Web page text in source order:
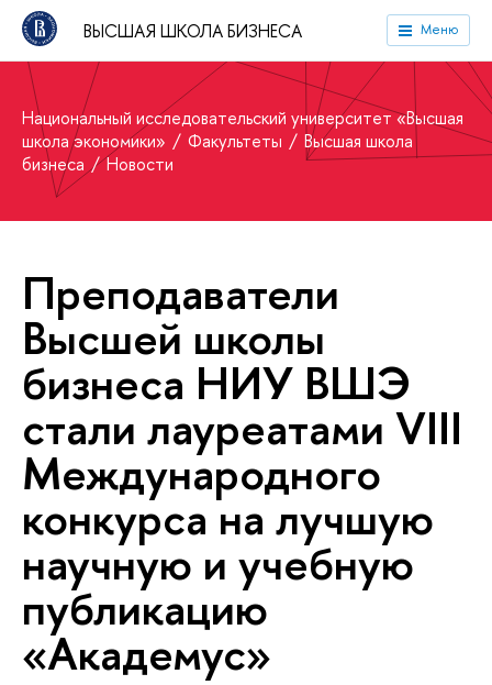
ВЫСШАЯ ШКОЛА БИЗНЕСА Меню
Национальный исследовательский университет «Высшая
школа экономики»
Факультеты
Высшая школа
бизнеса
Новости
Преподаватели
Высшей школы
бизнеса НИУ ВШЭ
стали лауреатами VIII
Международного
конкурса на лучшую
научную и учебную
публикацию
«Aкадемус»